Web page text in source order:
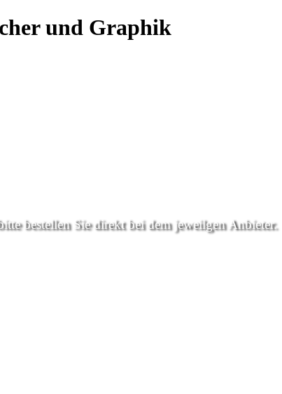
und Graphik
bestellen Sie direkt bei dem jeweilgen Anbieter.